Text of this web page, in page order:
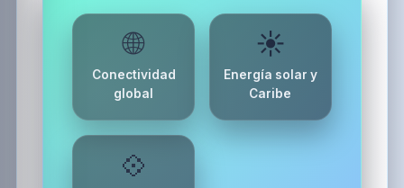
🌐
Conectividad
global
☀️
Energía solar y
Caribe
💠